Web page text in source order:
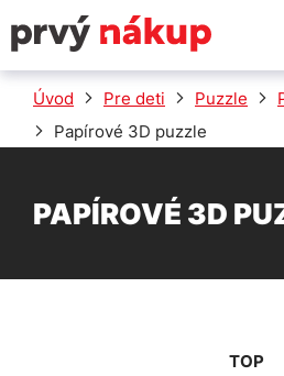
VÝPREDAJ
Úvod Pre deti Puzzle
Papírové 3D puzzle
PAPÍROVÉ 3D
TOP